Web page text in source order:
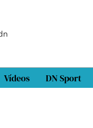
Vídeos DN Sport